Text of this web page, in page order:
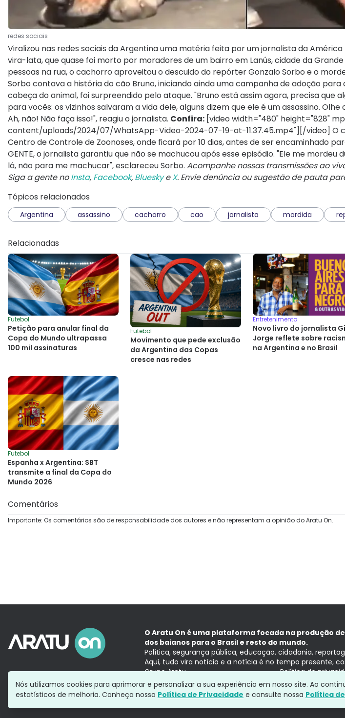
redes sociais
Viralizou nas redes sociais da Argentina uma matéria feita por um jornalista da
vira-lata, que quase foi morto por moradores de um bairro em Lanús, cidade da
pessoas na rua, o cachorro aproveitou o descuido do repórter Gonzalo Sorbo e o
Sorbo contava a história do cão Bruno, iniciando ainda uma campanha de adoção para
cabeça do animal, foi surpreendido pelo ataque. "Bruno está assim agora, precisa que
para vocês: os vizinhos salvaram a vida dele, alguns dizem que ele é um assassino.
Ah, não! Não faça isso!", reagiu o jornalista. Confira: [video width="480" height="828"
content/uploads/2024/07/WhatsApp-Video-2024-07-19-at-11.37.45.mp4"][/video] O
Centro de Controle de Zoonoses, onde ficará por 10 dias, antes de ser encaminhado
GENTE, o jornalista garantiu que não se machucou após esse episódio. "Ele me mordeu
lá, não para me machucar", esclareceu Sorbo. Acompanhe nossas transmissões ao
Siga a gente noInsta, Facebook, BlueskyeX. Envie denúncia ou sugestão de pauta
Tópicos relacionados
Argentina assassino cachorro cao jornalista mordida
Relacionadas
Futebol
Petição para anular final da
Copa do Mundo ultrapassa
100 mil assinaturas
Futebol
Movimento que pede exclusão
da Argentina das Copas
cresce nas redes
Entretenimento
Novo livro do jornalista
Jorge reflete sobre
na Argentina e no Brasil
Futebol
Espanha x Argentina: SBT
transmite a final da Copa do
Mundo 2026
Comentários
Importante: Os comentários são de responsabilidade dos autores e não representam a opinião do Aratu On.
O Aratu On é uma plataforma focada na produção
dos baianos para o Brasil e resto do mundo.
Política, segurança pública, educação, cidadania,
Aqui, tudo vira notícia e a notícia é no tempo presente,
Grupo Aratu
Política de
Nós utilizamos cookies para aprimorar e personalizar a sua experiência em nosso site. Ao
estatísticos de melhoria. Conheça nossa Política de Privacidade e consulte nossa Política